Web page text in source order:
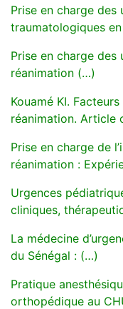
Prise en charge des
traumatologiques
Prise en charge des
réanimation (…)
Kouamé KI.
Prise en charge de
réanimation :
Urgences
cliniques,
La médecine
du Sénégal : (…)
Pratique
orthopédique au